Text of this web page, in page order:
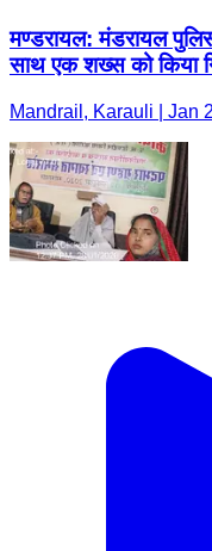
मण्डरायल: मंडरायल
साथ एक शख्स को किया
Mandrail, Karauli | Jan